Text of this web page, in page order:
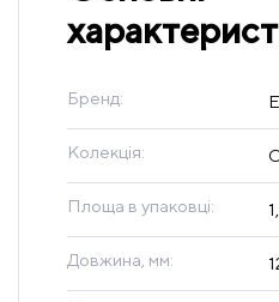
Бренд:
Колекція:
Площа в упаковці:
Довжина, мм: